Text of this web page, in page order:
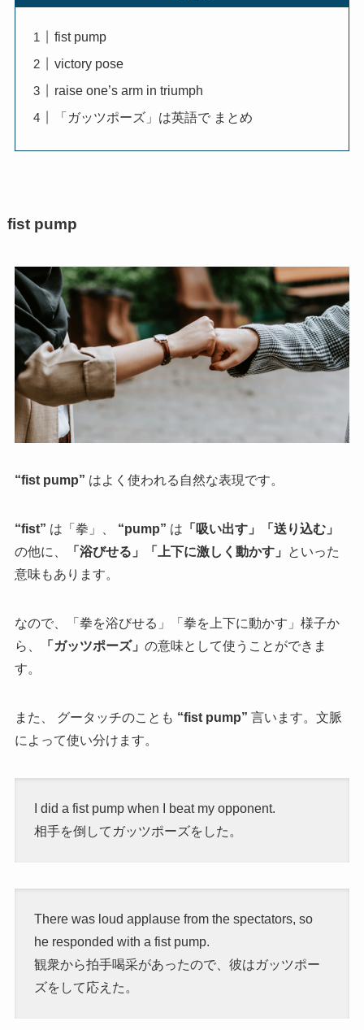
fist pump
victory pose
raise one’s arm in triumph
「ガッツポーズ」は英語で まとめ
fist pump
“fist pump” はよく使われる自然な表現です。
“fist” は「拳」、 “pump” は 「吸い出す」「送り込む」
の他に、
「浴びせる」「上下に激しく動かす」
といった
意味もあります。
なので、「拳を浴びせる」「拳を上下に動かす」様子か
ら、
「ガッツポーズ」 の意味として使うことができま
す。
また、 グータッチのことも “fist pump” 言います。文脈
によって使い分けます。
I did a fist pump when I beat my opponent.
相手を倒してガッツポーズをした。
There was loud applause from the spectators, so
he responded with a fist pump.
観衆から拍手喝采があったので、彼はガッツポー
ズをして応えた。